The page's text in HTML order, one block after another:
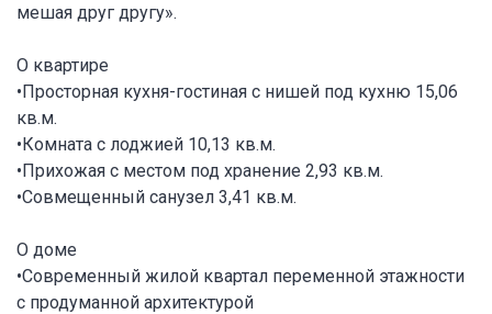
мешая друг другу».
О квартире
•Просторная кухня-гостиная с нишей под кухню 15,06
кв.м.
•Комната с лоджией 10,13 кв.м.
•Прихожая с местом под хранение 2,93 кв.м.
•Совмещенный санузел 3,41 кв.м.
О доме
•Современный жилой квартал переменной этажности
с продуманной архитектурой